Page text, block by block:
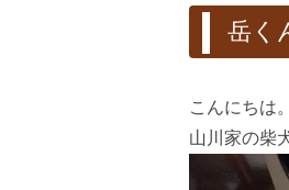
岳く
こんにちは
山川家の柴